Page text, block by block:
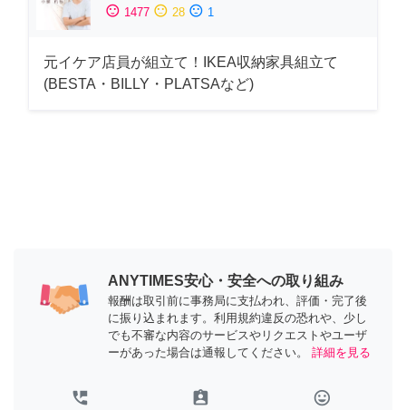
sentiment_satisfied 1477 sentiment_neutral 28 sentiment_dissatisfied 1
元イケア店員が組立て！IKEA収納家具組立て
(BESTA・BILLY・PLATSAなど)
ANYTIMES安心・安全への取り組み
報酬は取引前に事務局に支払われ、評価・完了後
に振り込まれます。利用規約違反の恐れや、少し
でも不審な内容のサービスやリクエストやユーザ
ーがあった場合は通報してください。
詳細を見る
perm_phone_msg assignment_ind tag_faces